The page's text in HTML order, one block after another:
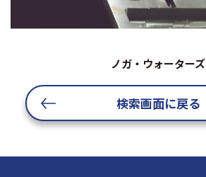
ノガ・ウォーターズ
検索画面に戻る